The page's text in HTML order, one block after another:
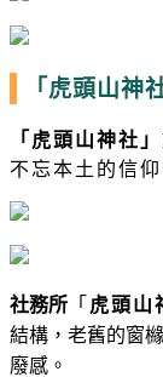
「虎頭山神
「 虎頭山神社 」
不忘本土的信
社務所 「 虎頭山
結構，老舊的窗
廢感。